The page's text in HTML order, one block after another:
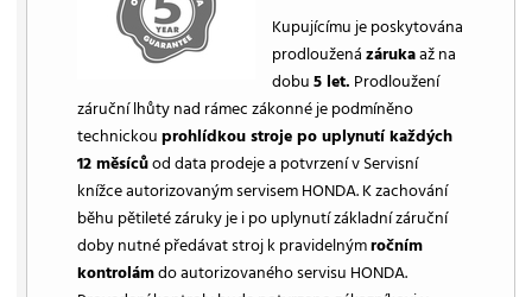
Kupujícímu je poskytována
prodlouženázárukaaž na
dobu5 let. Prodloužení
záruční lhůty nad rámec zákonné je podmíněno
technickouprohlídkou stroje po uplynutí každých
12 měsícůod data prodeje a potvrzení v Servisní
knížce autorizovaným servisem HONDA. K zachování
běhu pětileté záruky je i po uplynutí základní záruční
doby nutné předávat stroj k pravidelnýmročním
kontrolámdo autorizovaného servisu HONDA.